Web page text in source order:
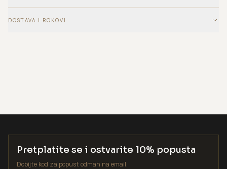
DOSTAVA I ROKOVI
Pretplatite se i ostvarite 10% popusta
Dobijte kod za popust odmah na email.